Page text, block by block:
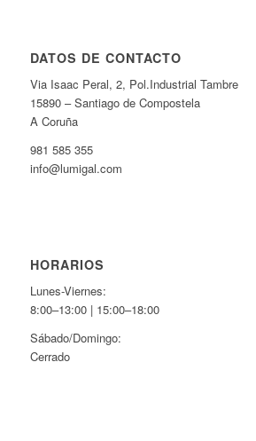
DATOS DE CONTACTO
Via Isaac Peral, 2, Pol.Industrial Tambre
15890 – Santiago de Compostela
A Coruña
981 585 355
info@lumigal.com
HORARIOS
Lunes-Viernes:
8:00–13:00 | 15:00–18:00
Sábado/Domingo:
Cerrado